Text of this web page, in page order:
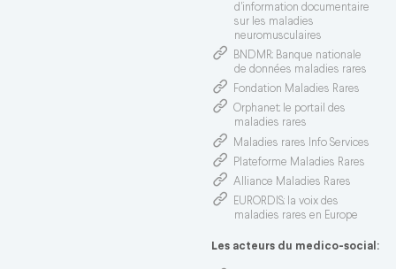
d'information documentaire
sur les maladies
neuromusculaires
BNDMR: Banque nationale
de données maladies rares
Fondation Maladies Rares
Orphanet: le portail des
maladies rares
Maladies rares Info Services
Plateforme Maladies Rares
Alliance Maladies Rares
EURORDIS: la voix des
maladies rares en Europe
Les acteurs du medico-social: